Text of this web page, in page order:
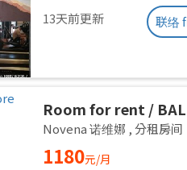
13天前更新 联络
Room for rent /
Common room /
immediate
Novena 诺维娜 ,分租房间
1180元/月